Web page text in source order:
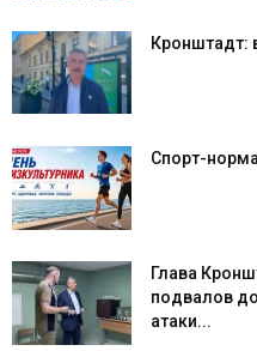
Кронштадт:
Спорт-
Глава
подвалов
атаки...